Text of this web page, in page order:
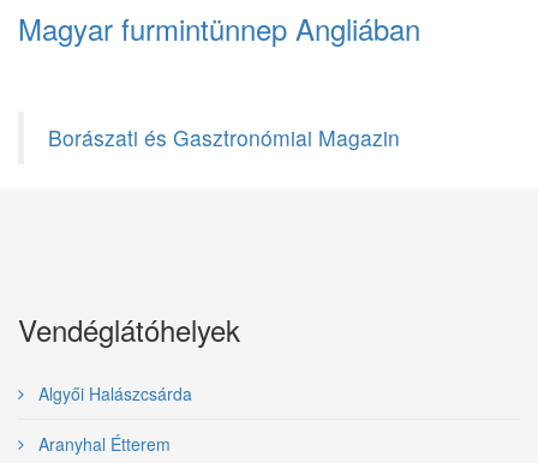
Magyar furmintünnep Angliában
Borászati és Gasztronómiai Magazin
Vendéglátóhelyek
Algyői Halászcsárda
Aranyhal Étterem